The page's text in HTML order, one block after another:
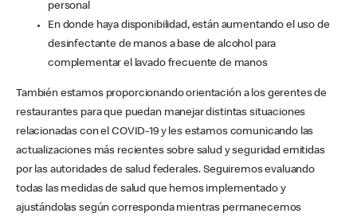
personal
En donde haya disponibilidad, están aumentando el uso de
desinfectante de manos a base de alcohol para
complementar el lavado frecuente de manos
También estamos proporcionando orientación a los gerentes de
restaurantes para que puedan manejar distintas situaciones
relacionadas con el COVID-19 y les estamos comunicando las
actualizaciones más recientes sobre salud y seguridad emitidas
por las autoridades de salud federales. Seguiremos evaluando
todas las medidas de salud que hemos implementado y
ajustándolas según corresponda mientras permanecemos